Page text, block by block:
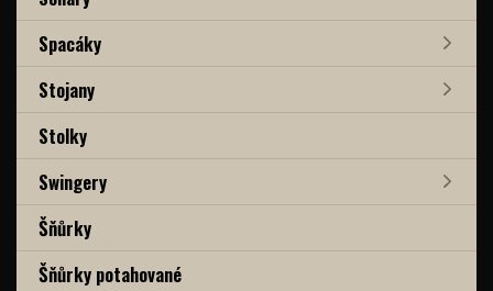
Spacáky
Stojany
Stolky
Swingery
Šňůrky
Šňůrky potahované